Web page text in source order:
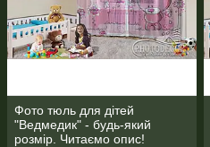
Фото тюль для дітей
"Ведмедик" - будь-який
розмір. Читаємо опис!